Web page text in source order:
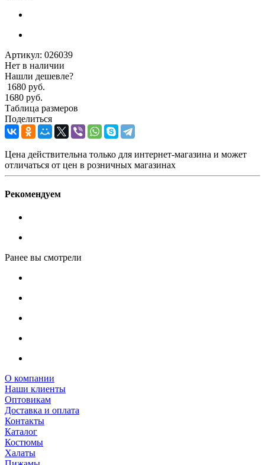
Артикул: 026039
Нет в наличии
Нашли дешевле?
1680 руб.
1680 руб.
Таблица размеров
Поделиться
Цена действительна только для интернет-магазина и может
отличаться от цен в розничных магазинах
Рекомендуем
Ранее вы смотрели
О компании
Наши клиенты
Оптовикам
Доставка и оплата
Контакты
Каталог
Костюмы
Халаты